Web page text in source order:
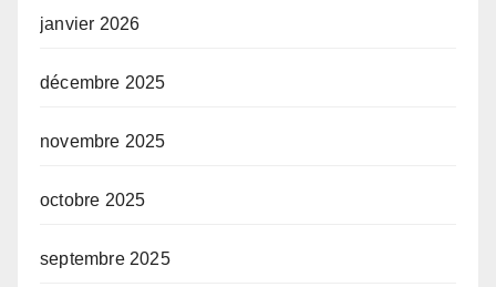
janvier 2026
décembre 2025
novembre 2025
octobre 2025
septembre 2025